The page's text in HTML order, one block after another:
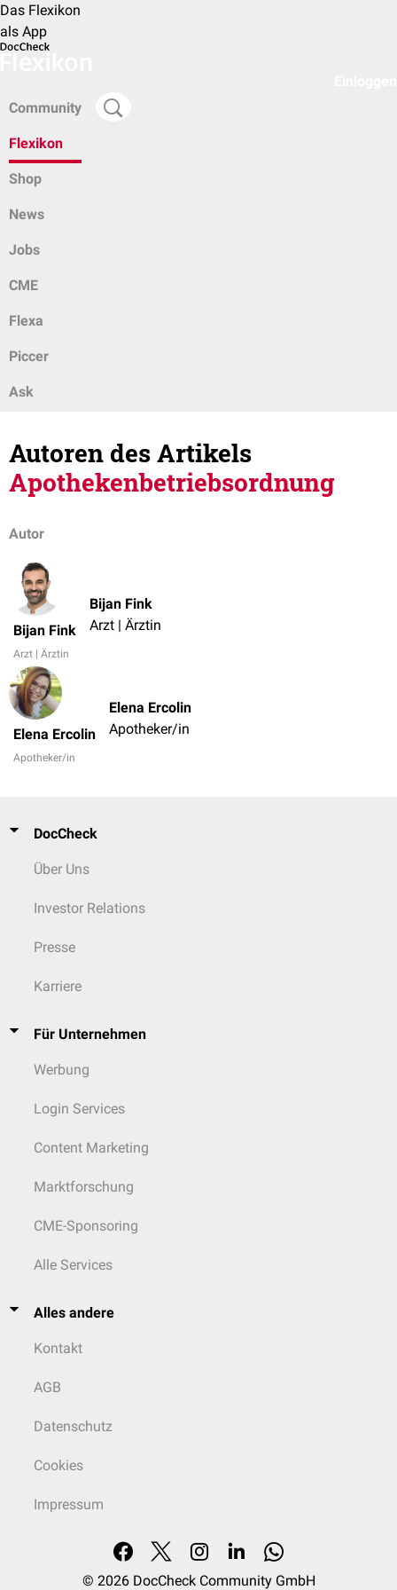
Das Flexikon
als App
Community
Flexikon
Shop
News
Jobs
CME
Flexa
Piccer
Ask
Autoren des Artikels
Apothekenbetriebsordnung
Autor
Bijan Fink
Arzt | Ärztin
Bijan Fink
Arzt | Ärztin
Elena Ercolin
Apotheker/in
Elena Ercolin
Apotheker/in
DocCheck
Über Uns
Investor Relations
Presse
Karriere
Für Unternehmen
Werbung
Login Services
Content Marketing
Marktforschung
CME-Sponsoring
Alle Services
Alles andere
Kontakt
AGB
Datenschutz
Cookies
Impressum
© 2026 DocCheck Community GmbH